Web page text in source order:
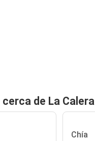
de La Calera
Chía